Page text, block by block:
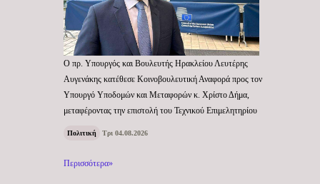
Ο πρ. Υπουργός και Βουλευτής Ηρακλείου Λευτέρης
Αυγενάκης κατέθεσε Κοινοβουλευτική Αναφορά προς τον
Υπουργό Υποδομών και Μεταφορών κ. Χρίστο Δήμα,
μεταφέροντας την επιστολή του Τεχνικού Επιμελητηρίου
Πολιτική Τρι 04.08.2026
Περισσότερα»